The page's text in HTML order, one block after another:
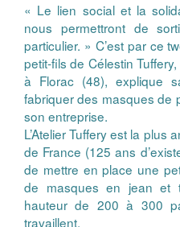
« Le lien social et la
nous permettront de
particulier. » C’est par ce
petit-fils de Célestin
à Florac (48), explique
fabriquer des masques de
son entreprise.
L’Atelier Tuffery est la plus
de France (125 ans
de mettre en place une
de masques en jean et
hauteur de 200 à 300
travaillent.